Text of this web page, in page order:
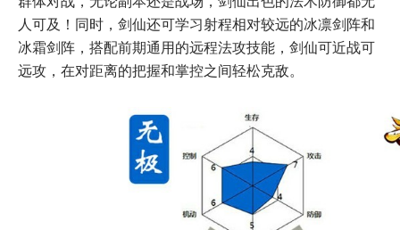
人可及！同时，剑仙还可学习射程相对较远的冰凛剑阵和
冰霜剑阵，搭配前期通用的远程法攻技能，剑仙可近战可
远攻，在对距离的把握和掌控之间轻松克敌。